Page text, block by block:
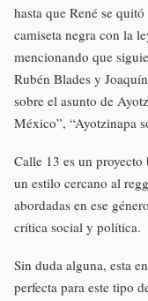
hasta que René se
camiseta negra con la
mencionando que
Rubén Blades y
sobre el asunto de
México”, “Ayotzinapa
Calle 13 es un proyecto
un estilo cercano al
abordadas en ese
crítica social y política.
Sin duda alguna, esta
perfecta para este tipo